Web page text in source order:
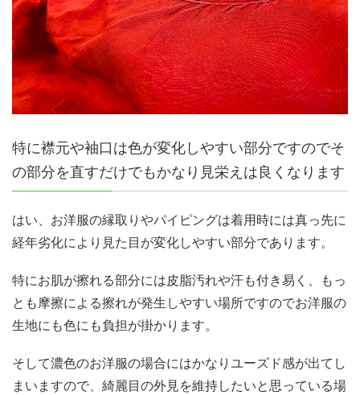
特に襟元や袖口は色が変化しやすい部分ですのでそ
の部分を直すだけでもかなり見栄えは良くなります
はい、お洋服の縁取りやパイピングは着用時には真っ先に
経年劣化により見た目が変化しやすい部分であります。
特にお肌が擦れる部分には皮脂汚れや汗も付き易く、もっ
とも摩擦による擦れが発生しやすい場所ですのでお洋服の
生地にも色にも負担が掛かります。
そして濃色のお洋服の場合にはかなりユーズド感が出てし
まいますので、綺麗目の外見を維持したいと思っている場